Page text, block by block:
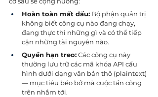
Hoàn toàn mất dấu: Bộ phận quản trị
không biết công cụ nào đang chạy,
đang thực thi những gì và có thể tiếp
cận những tài nguyên nào.
Quyền hạn treo: Các công cụ này
thường lưu trữ các mã khóa API cấu
hình dưới dạng văn bản thô (plaintext)
— mục tiêu béo bở mà cuộc tấn công
trên nhắm tới.